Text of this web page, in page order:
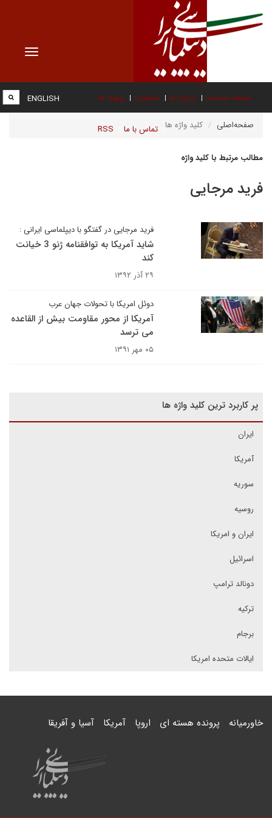
Toggle
صفحه نخست درباره ما عضویت پیوند ها
تماس با ما RSS
ENGLISH
صفحه‌اصلی کلید واژه ها
مطالب مرتبط با کلید واژه
فرید مرجایی
فرید مرجایی در گفتگو با دیپلماسی ایرانی :
شاید آمریکا به توافقنامه ژنو 3 خیانت
کند
۲۹ آذر ۱۳۹۲
دوئل امریکا با تحولات جهان عرب
آمریکا از محور مقاومت بیش از القاعده
می ترسد
۰۵ مهر ۱۳۹۱
پر کاربرد ترین کلید واژه ها
ایران
آمریکا
سوریه
روسیه
ایران و امریکا
اسرائیل
دونالد ترامپ
ترکیه
برجام
ایالات متحده امریکا
خاورمیانه پرونده هسته ای اروپا آمریکا آسیا و آفریقا